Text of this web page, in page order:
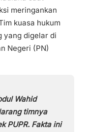
meringankan
kuasa hukum
yang digelar di
Negeri (PN)
Wahid
timnya
PUPR. Fakta ini